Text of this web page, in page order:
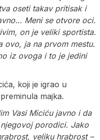
oseti takav pritisak i
Meni se otvore oci.
on je veliki sportista.
ovo, ja na prvom mestu.
iz ovoga i to je jedini
koji je igrao u
majka.
Vasi Miciću javno i da
porodici. Jako
veliku hrabrost –